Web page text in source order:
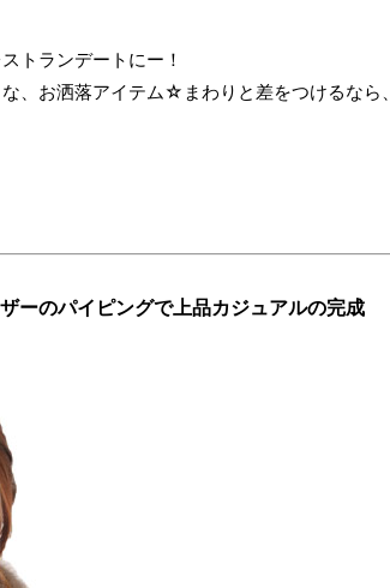
トランデートにー！
、お洒落アイテム☆まわりと差をつけるなら、
ーのパイピングで上品カジュアルの完成